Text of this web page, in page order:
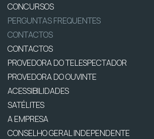
CONCURSOS
PERGUNTAS FREQUENTES
CONTACTOS
CONTACTOS
PROVEDORA DO TELESPECTADOR
PROVEDORA DO OUVINTE
ACESSIBILIDADES
SATÉLITES
A EMPRESA
CONSELHO GERAL INDEPENDENTE